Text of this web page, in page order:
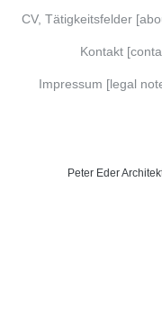
CV, Tätigkeitsfelder
Kontakt
Impressum [legal
Peter Eder